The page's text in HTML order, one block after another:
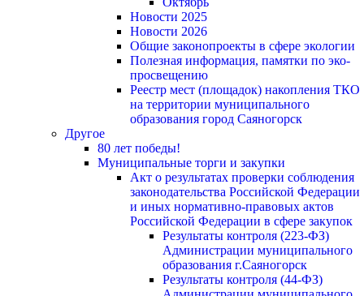
Новости 2025
Новости 2026
Общие законопроекты в сфере экологии
Полезная информация, памятки по эко-
просвещению
Реестр мест (площадок) накопления ТКО
на территории муниципального
образования город Саяногорск
Другое
80 лет победы!
Муниципальные торги и закупки
Акт о результатах проверки соблюдения
законодательства Российской Федерации
и иных нормативно-правовых актов
Российской Федерации в сфере закупок
Результаты контроля (223-ФЗ)
Администрации муниципального
образования г.Саяногорск
Результаты контроля (44-ФЗ)